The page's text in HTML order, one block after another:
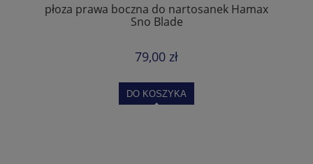
płoza prawa boczna do nartosanek Hamax
Sno Blade
79,00 zł
DO KOSZYKA